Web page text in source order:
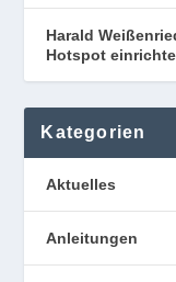
Harald
Hotspot
Kategorien
Aktuelles
Anleitungen